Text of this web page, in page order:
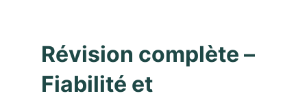
Révision complète –
Fiabilité et